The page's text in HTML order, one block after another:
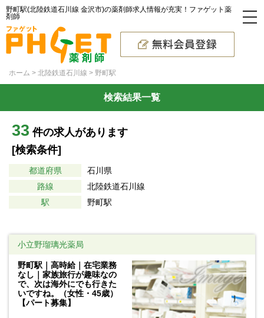
野町駅(北陸鉄道石川線 金沢市)の薬剤師求人情報が充実！ファゲット薬
剤師
ホーム 北陸鉄道石川線 野町駅
検索結果一覧
33 件の求人があります
[検索条件]
都道府県
石川県
路線
北陸鉄道石川線
駅
野町駅
小立野瑠璃光薬局
野町駅｜高時給｜在宅業務
なし｜家族旅行が趣味なの
で、次は海外にでも行きた
いですね。（女性・45歳）
【パート募集】